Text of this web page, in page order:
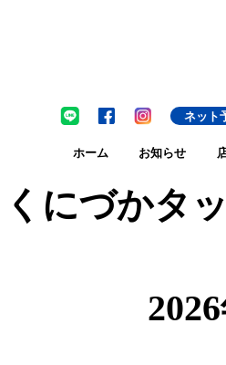
ネット
ホーム お知らせ
くにづかタ